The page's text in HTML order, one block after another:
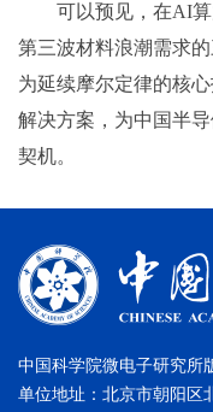
可以预见，在AI
第三波材料浪潮需求
为延续摩尔定律的核
解决方案，为中国半
契机。
中国科学院微电子研究所
单位地址：北京市朝阳区